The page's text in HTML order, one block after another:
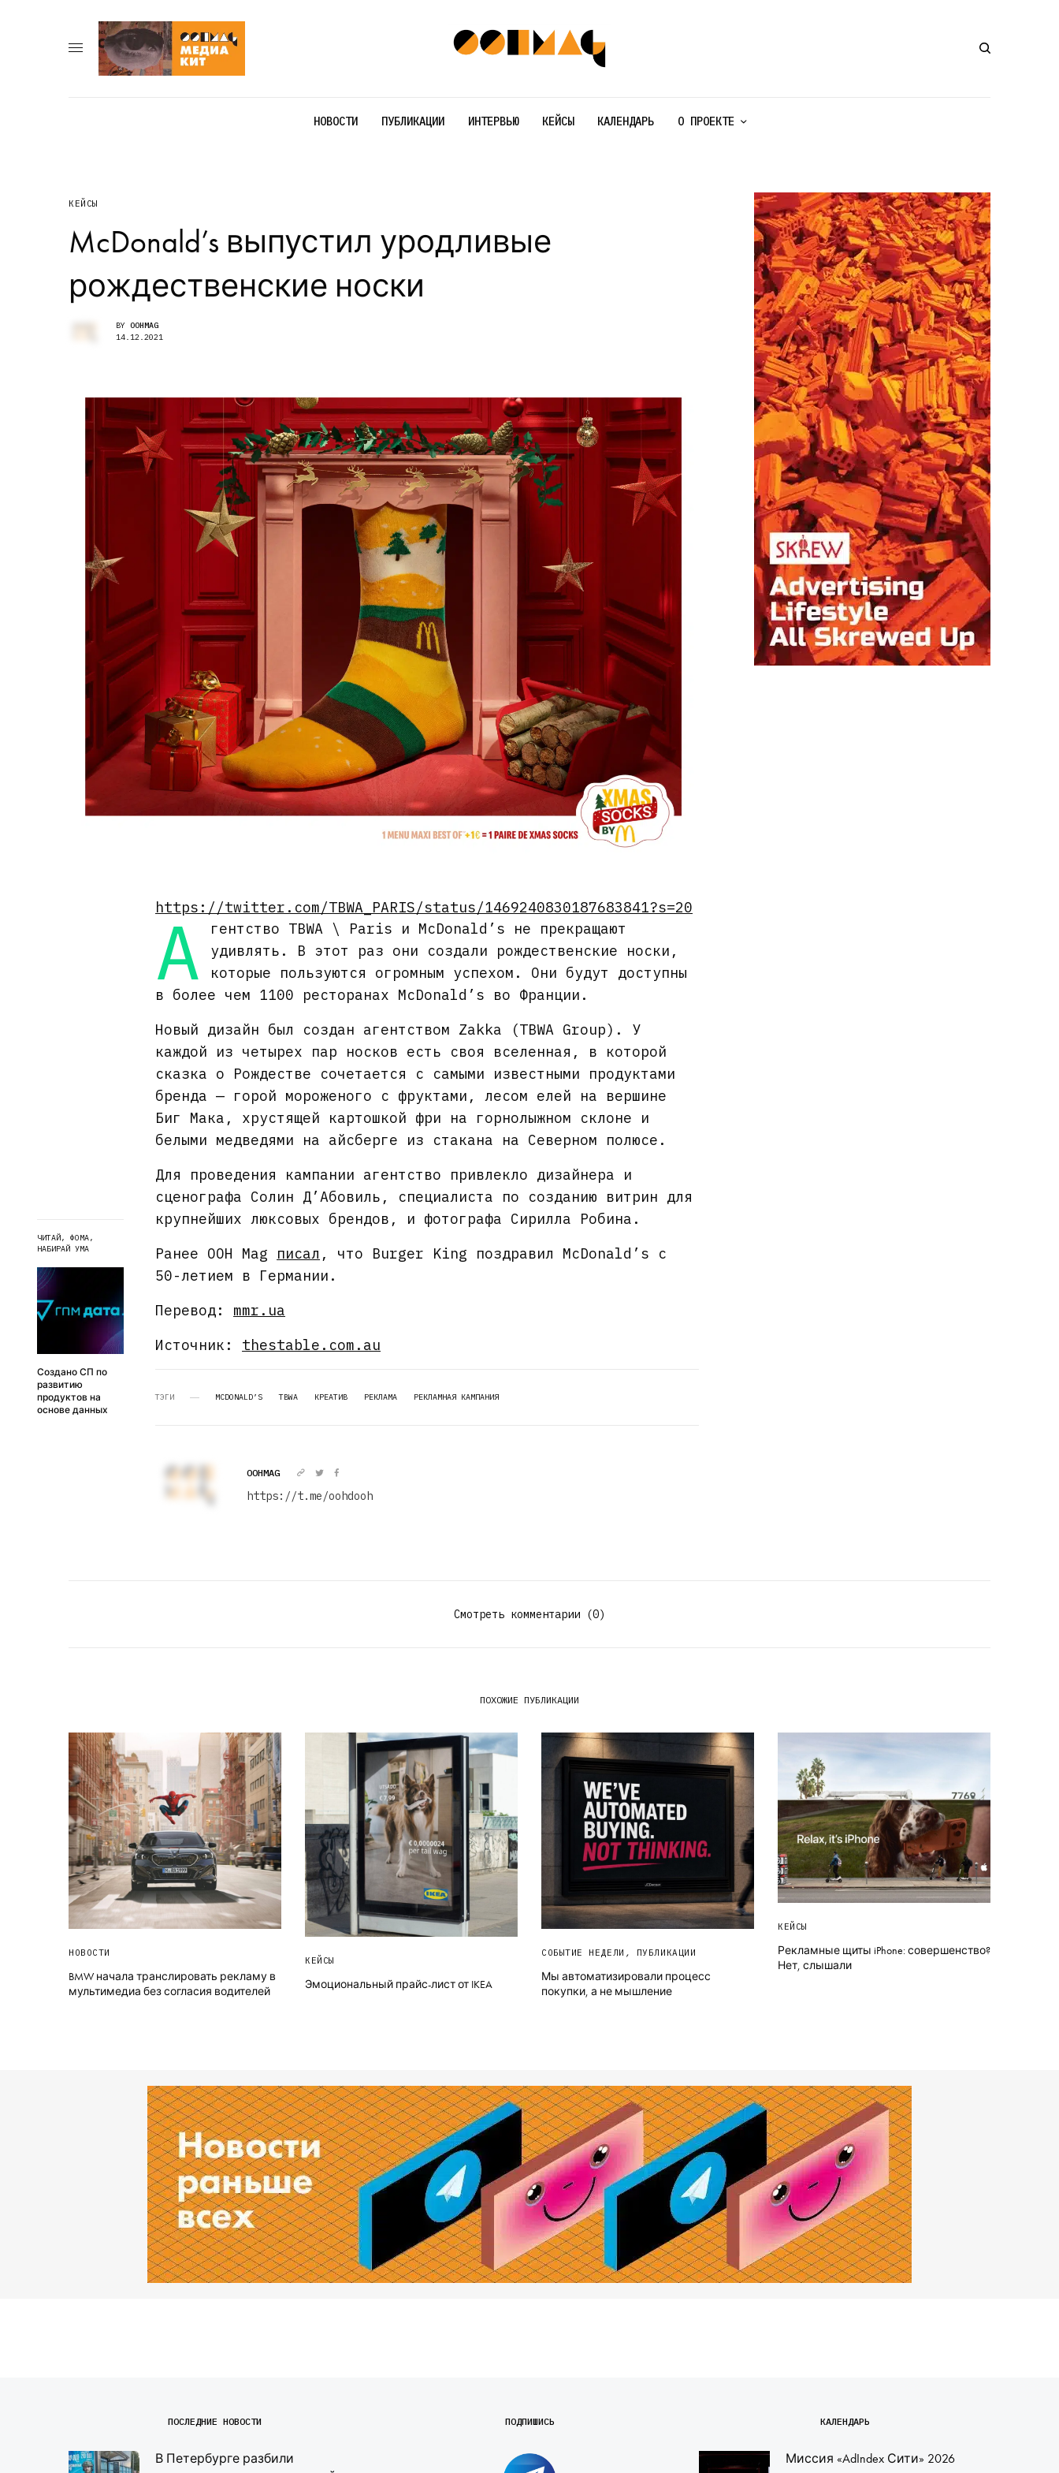
НОВОСТИ ПУБЛИКАЦИИ ИНТЕРВЬЮ КЕЙСЫ КАЛЕНДАРЬ О ПРОЕКТЕ
КЕЙСЫ
McDonald’s выпустил уродливые
рождественские носки
BY OOHMAG
14.12.2021
ЧИТАЙ, ФОМА,
НАБИРАЙ УМА
Создано СП по
развитию
продуктов на
основе данных
https://twitter.com/TBWA_PARIS/status/1469240830187683841?s=20
А
гентство TBWA \ Paris и McDonald’s не прекращают
удивлять. В этот раз они создали рождественские носки,
которые пользуются огромным успехом. Они будут доступны
в более чем 1100 ресторанах McDonald’s во Франции.
Новый дизайн был создан агентством Zakka (TBWA Group). У
каждой из четырех пар носков есть своя вселенная, в которой
сказка о Рождестве сочетается с самыми известными продуктами
бренда — горой мороженого с фруктами, лесом елей на вершине
Биг Мака, хрустящей картошкой фри на горнолыжном склоне и
белыми медведями на айсберге из стакана на Северном полюсе.
Для проведения кампании агентство привлекло дизайнера и
сценографа Солин Д’Абовиль, специалиста по созданию витрин для
крупнейших люксовых брендов, и фотографа Сирилла Робина.
Ранее OOH Mag писал , что Burger King поздравил McDonald’s с
50-летием в Германии.
Перевод: mmr.ua
Источник: thestable.com.au
ТЭГИ MCDONALD’S TBWA КРЕАТИВ РЕКЛАМА РЕКЛАМНАЯ КАМПАНИЯ
OOHMAG
https://t.me/oohdooh
Смотреть комментарии (0)
ПОХОЖИЕ ПУБЛИКАЦИИ
НОВОСТИ
BMW начала транслировать рекламу в
мультимедиа без согласия водителей
КЕЙСЫ
Эмоциональный прайс-лист от IKEA
СОБЫТИЕ НЕДЕЛИ , ПУБЛИКАЦИИ
Мы автоматизировали процесс
покупки, а не мышление
КЕЙСЫ
Рекламные щиты iPhone: совершенство?
Нет, слышали
ПОСЛЕДНИЕ НОВОСТИ
В Петербурге разбили
ПОДПИШИСЬ КАЛЕНДАРЬ
Миссия «AdIndex Сити» 2026